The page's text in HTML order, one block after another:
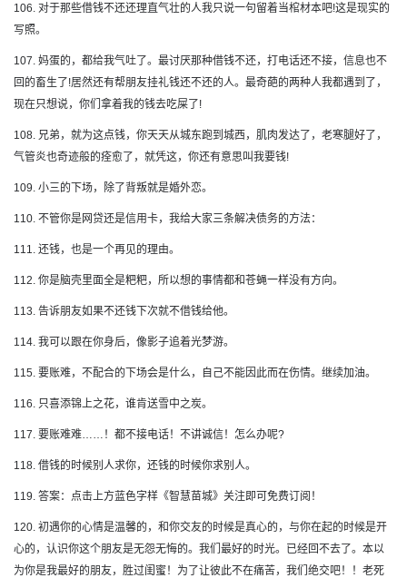
106. 对于那些借钱不还还理直气壮的人我只说一句留着当棺材本吧!这是现实的
写照。
107. 妈蛋的，都给我气吐了。最讨厌那种借钱不还，打电话还不接，信息也不
回的畜生了!居然还有帮朋友挂礼钱还不还的人。最奇葩的两种人我都遇到了，
现在只想说，你们拿着我的钱去吃屎了!
108. 兄弟，就为这点钱，你天天从城东跑到城西，肌肉发达了，老寒腿好了，
气管炎也奇迹般的痊愈了，就凭这，你还有意思叫我要钱!
109. 小三的下场，除了背叛就是婚外恋。
110. 不管你是网贷还是信用卡，我给大家三条解决债务的方法：
111. 还钱，也是一个再见的理由。
112. 你是脑壳里面全是粑粑，所以想的事情都和苍蝇一样没有方向。
113. 告诉朋友如果不还钱下次就不借钱给他。
114. 我可以跟在你身后，像影子追着光梦游。
115. 要账难，不配合的下场会是什么，自己不能因此而在伤情。继续加油。
116. 只喜添锦上之花，谁肯送雪中之炭。
117. 要账难难……！都不接电话！不讲诚信！怎么办呢?
118. 借钱的时候别人求你，还钱的时候你求别人。
119. 答案：点击上方蓝色字样《智慧苗城》关注即可免费订阅！
120. 初遇你的心情是温馨的，和你交友的时候是真心的，与你在起的时候是开
心的，认识你这个朋友是无怨无悔的。我们最好的时光。已经回不去了。本以
为你是我最好的朋友，胜过闺蜜！为了让彼此不在痛苦，我们绝交吧！！老死